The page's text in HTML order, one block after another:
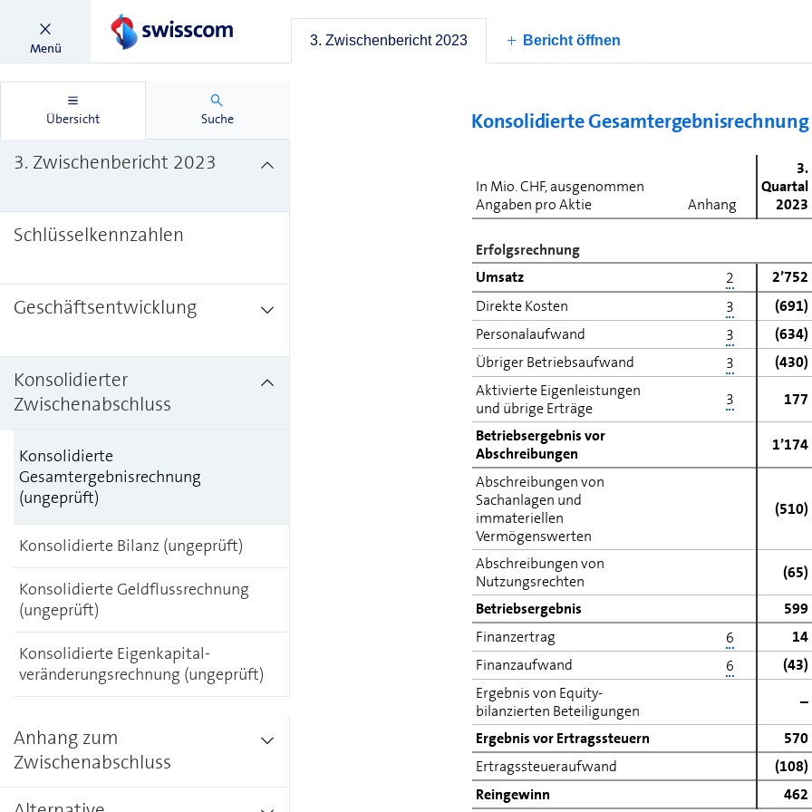
Menü 3. Zwischenbericht 2023 Bericht öffnen
Übersicht Suche
3. Zwischenbericht 2023
Schlüsselkennzahlen
Geschäftsentwicklung
Konsolidierter
Zwischenabschluss
Konsolidierte
Gesamtergebnisrechnung
(ungeprüft)
Konsolidierte Bilanz (ungeprüft)
Konsolidierte Geldflussrechnung
(ungeprüft)
Konsolidierte Eigen­kapital­
veränderungs­rechnung (ungeprüft)
Anhang zum
Zwischenabschluss
Konsolidierter
Konsolidierte
In Mio. CHF, ausgenommen
Angaben pro Aktie
Anhang
3.
Quartal
2023
Erfolgsrechnung
Umsatz
2
2’752
Direkte Kosten
3
(691)
Personalaufwand
3
(634)
Übriger Betriebsaufwand
3
(430)
Aktivierte Eigenleistungen
und übrige Erträge
3
177
Betriebsergebnis vor
Abschreibungen
1’174
Abschreibungen von
Sachanlagen und
immateriellen
Vermögenswerten
(510)
Abschreibungen von
Nutzungsrechten
(65)
Betriebsergebnis
599
Finanzertrag
6
14
Finanzaufwand
6
(43)
Ergebnis von Equity-
bilanzierten Beteiligungen
–
Ergebnis vor Ertragssteuern
570
Ertragssteueraufwand
(108)
Reingewinn
462